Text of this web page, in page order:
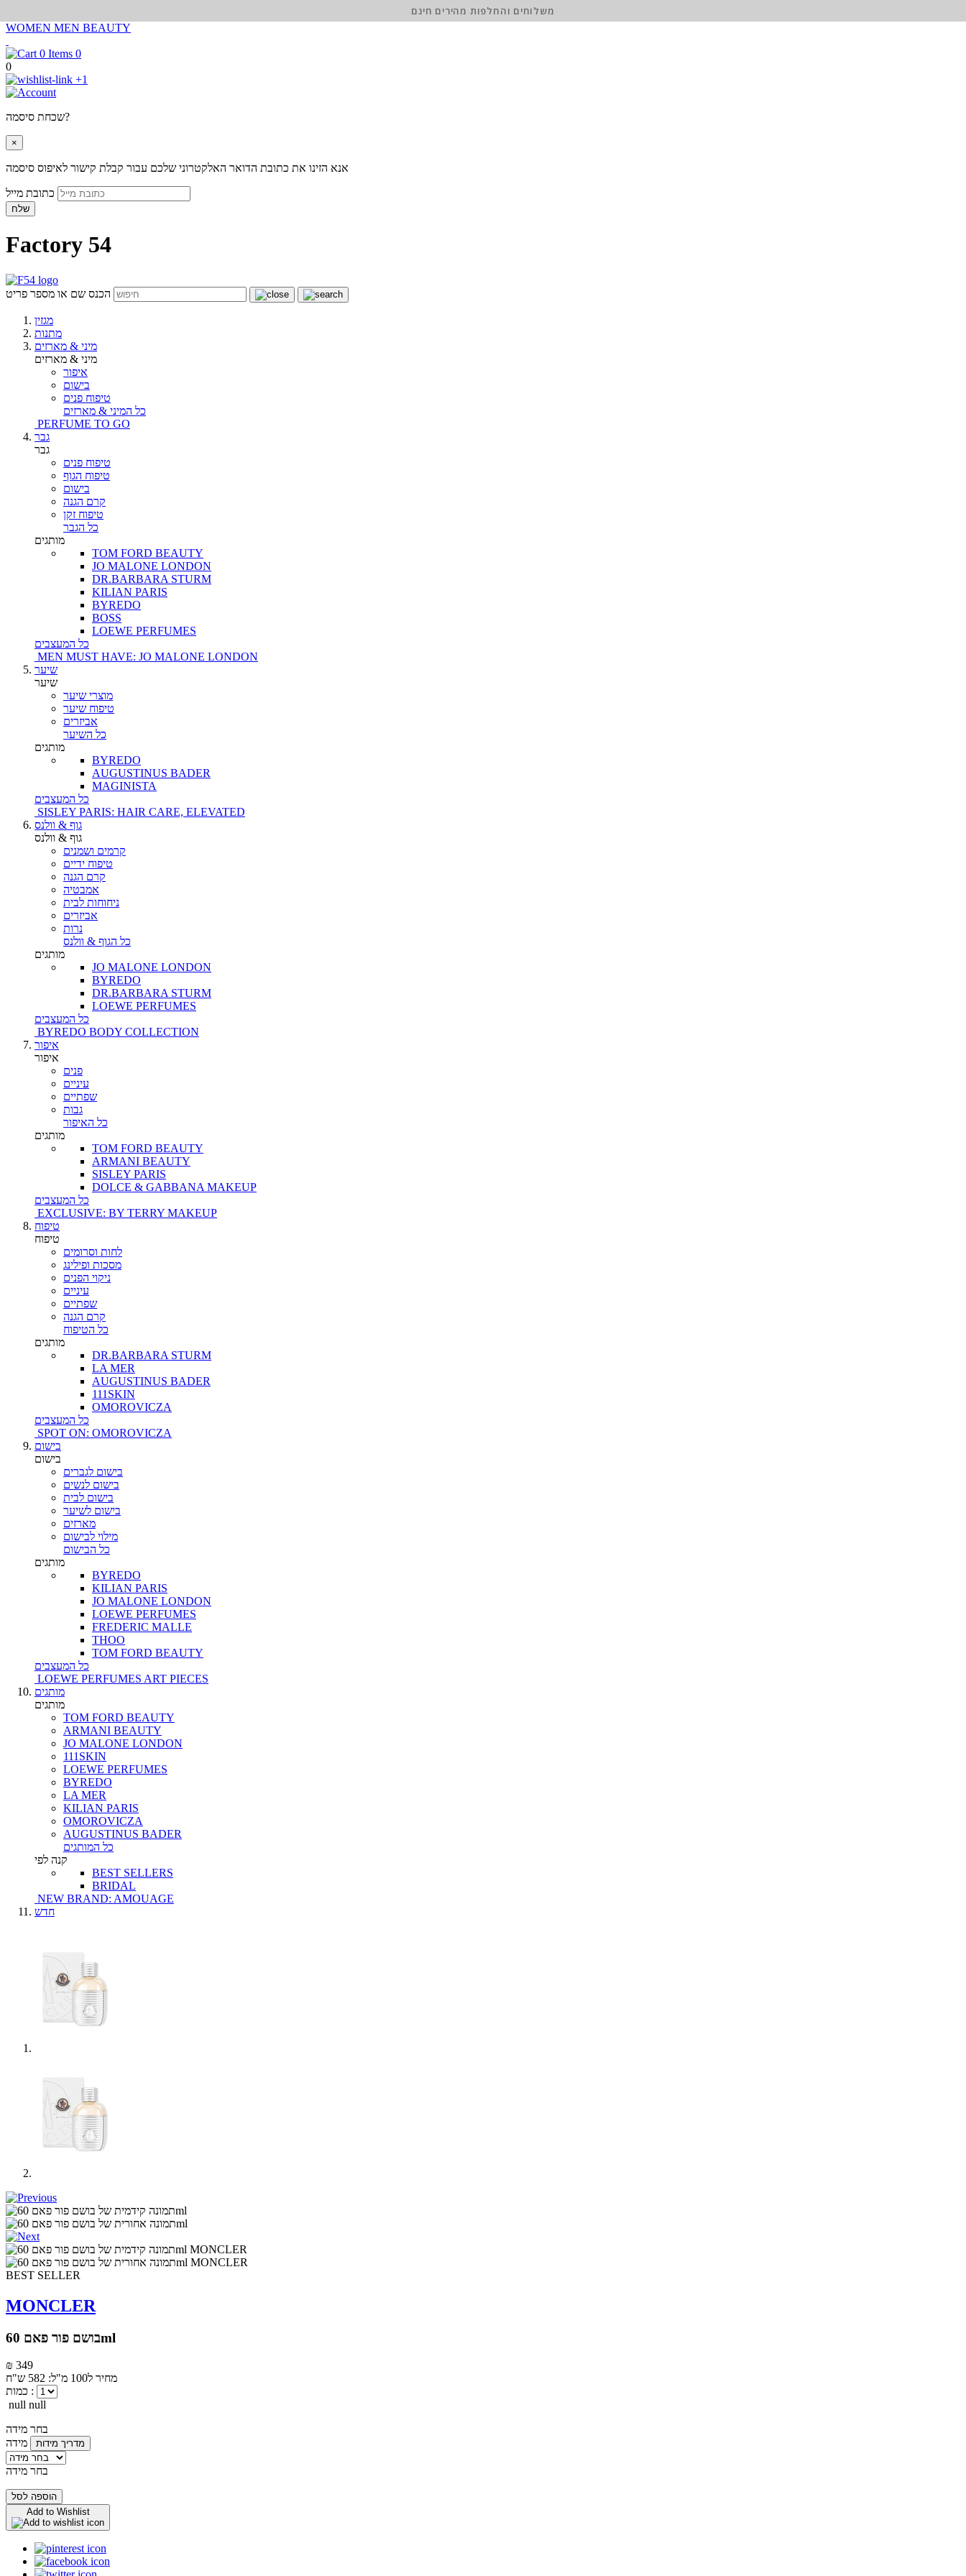
WOMEN MEN BEAUTY
0
0
+1
שכחת סיסמה?
×
אנא הזינו את כתובת הדואר האלקטרוני שלכם עבור קבלת קישור לאיפוס סיסמה
שלח
Factory 54
הכנס שם או מספר פריט
מגזין
מתנות
מיני & מארזים
מיני & מארזים
איפור
בישום
טיפוח פנים
כל המיני & מארזים
PERFUME TO GO
גבר
גבר
טיפוח פנים
טיפוח הגוף
בישום
קרם הגנה
טיפוח זקן
כל הגבר
מותגים
TOM FORD BEAUTY
JO MALONE LONDON
DR.BARBARA STURM
KILIAN PARIS
BYREDO
BOSS
LOEWE PERFUMES
כל המעצבים
MEN MUST HAVE: JO MALONE LONDON
שיער
שיער
מוצרי שיער
טיפוח שיער
אביזרים
כל השיער
מותגים
BYREDO
AUGUSTINUS BADER
MAGINISTA
כל המעצבים
SISLEY PARIS: HAIR CARE, ELEVATED
גוף & וולנס
גוף & וולנס
קרמים ושמנים
טיפוח ידיים
קרם הגנה
אמבטיה
ניחוחות לבית
אביזרים
נרות
כל הגוף & וולנס
מותגים
JO MALONE LONDON
BYREDO
DR.BARBARA STURM
LOEWE PERFUMES
כל המעצבים
BYREDO BODY COLLECTION
איפור
איפור
פנים
עיניים
שפתיים
גבות
כל האיפור
מותגים
TOM FORD BEAUTY
ARMANI BEAUTY
SISLEY PARIS
DOLCE & GABBANA MAKEUP
כל המעצבים
EXCLUSIVE: BY TERRY MAKEUP
טיפוח
טיפוח
לחות וסרומים
מסכות ופילינג
ניקוי הפנים
עיניים
שפתיים
קרם הגנה
כל הטיפוח
מותגים
DR.BARBARA STURM
LA MER
AUGUSTINUS BADER
111SKIN
OMOROVICZA
כל המעצבים
SPOT ON: OMOROVICZA
בישום
בישום
בישום לגברים
בישום לנשים
בישום לבית
בישום לשיער
מארזים
מילוי לבישום
כל הבישום
מותגים
BYREDO
KILIAN PARIS
JO MALONE LONDON
LOEWE PERFUMES
FREDERIC MALLE
THOO
TOM FORD BEAUTY
כל המעצבים
LOEWE PERFUMES ART PIECES
מותגים
מותגים
TOM FORD BEAUTY
ARMANI BEAUTY
JO MALONE LONDON
111SKIN
LOEWE PERFUMES
BYREDO
LA MER
KILIAN PARIS
OMOROVICZA
AUGUSTINUS BADER
כל המותגים
קנה לפי
BEST SELLERS
BRIDAL
NEW BRAND: AMOUAGE
חדש
BEST SELLER
MONCLER
בושם פור פאם 60ml
₪ 349
מחיר ל100 מ"ל: 582 ש"ח
כמות :
null null
בחר מידה
מידה
מדריך מידות
בחר מידה
הוספה לסל
Add to Wishlist
משלוחים והחלפות מהירים חינם